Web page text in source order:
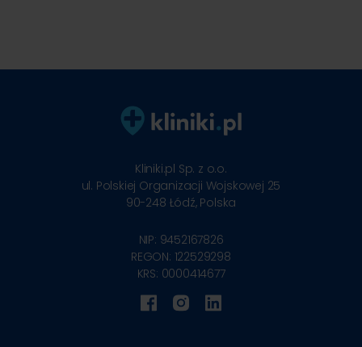
Kliniki.pl Sp. z o.o.
ul. Polskiej Organizacji Wojskowej 25
90-248 Łódź, Polska
NIP: 9452167826
REGON: 122529298
KRS: 0000414677